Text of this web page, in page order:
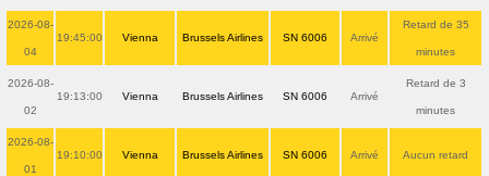
2026-08-
04
19:45:00 Vienna Brussels Airlines SN 6006 Arrivé
Retard de 35
minutes
2026-08-
02
19:13:00 Vienna Brussels Airlines SN 6006 Arrivé
Retard de 3
minutes
2026-08-
01
19:10:00 Vienna Brussels Airlines SN 6006 Arrivé Aucun retard